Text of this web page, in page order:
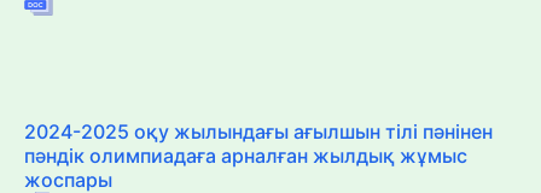
2024-2025 оқу жылындағы ағылшын тілі пәнінен
пәндік олимпиадаға арналған жылдық жұмыс
жоспары